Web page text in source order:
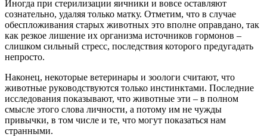
Иногда при стерилизации яичники и вовсе оставляют
сознательно, удаляя только матку. Отметим, что в случае
обеспложивания старых животных это вполне оправдано, так
как резкое лишение их организма источников гормонов –
слишком сильный стресс, последствия которого предугадать
непросто.
Наконец, некоторые ветеринары и зоологи считают, что
животные руководствуются только инстинктами. Последние
исследования показывают, что животные эти – в полном
смысле этого слова личности, а потому им не чужды
привычки, в том числе и те, что могут показаться нам
странными.